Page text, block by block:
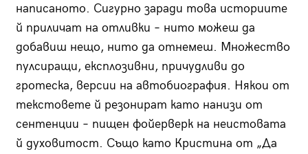
написаното. Сигурно заради това историите
й приличат на отливки – нито можеш да
добавиш нещо, нито да отнемеш. Множество
пулсиращи, експлозивни, причудливи до
гротеска, версии на автобиография. Някои от
текстовете й резонират като нанизи от
сентенции – пищен фойерверк на неистовата
й духовитост. Също като Кристина от „Да